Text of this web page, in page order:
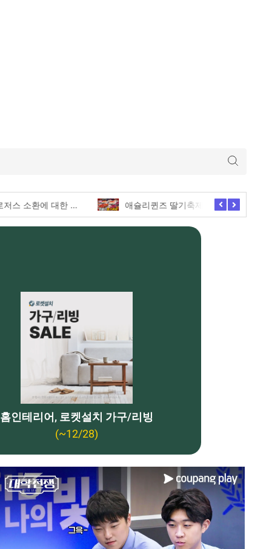
미 의회, 로저스 소환에 대한 긴급한 증언 요청 애슐리퀸즈 딸기축제의 모든 전메뉴 털기
홈인테리어, 로켓설치 가구/리빙
(~12/28)